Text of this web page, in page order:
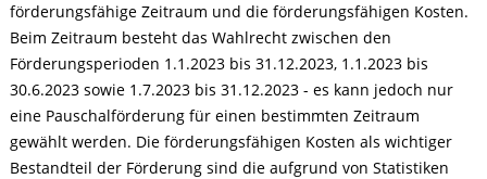
förderungsfähige Zeitraum und die förderungsfähigen Kosten.
Beim Zeitraum besteht das Wahlrecht zwischen den
Förderungsperioden 1.1.2023 bis 31.12.2023, 1.1.2023 bis
30.6.2023 sowie 1.7.2023 bis 31.12.2023 - es kann jedoch nur
eine Pauschalförderung für einen bestimmten Zeitraum
gewählt werden. Die förderungsfähigen Kosten als wichtiger
Bestandteil der Förderung sind die aufgrund von Statistiken